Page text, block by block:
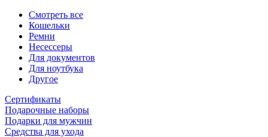
Смотреть все
Кошельки
Ремни
Несессеры
Для документов
Для ноутбука
Другое
Сертификаты
Подарочные наборы
Подарки для мужчин
Средства для ухода